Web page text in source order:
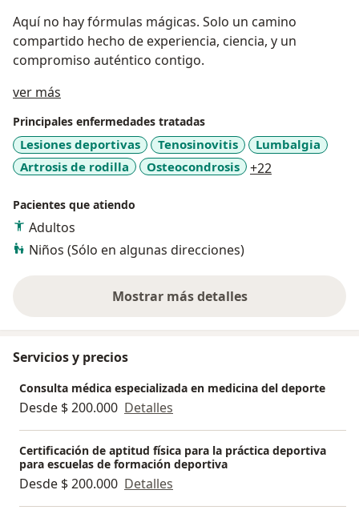
Aquí no hay fórmulas mágicas. Solo un camino
compartido hecho de experiencia, ciencia, y un
compromiso auténtico contigo.
ver más
Principales enfermedades tratadas
Lesiones deportivas Tenosinovitis
Lumbalgia
Artrosis de rodilla
Osteocondrosis +22
Pacientes que atiendo
Adultos
Niños (Sólo en algunas direcciones)
Mostrar más detalles
sobre la experiencia
Servicios y precios
Consulta médica especializada en medicina del deporte
Desde $ 200.000 Detalles
Certificación de aptitud física para la práctica deportiva
para escuelas de formación deportiva
Desde $ 200.000 Detalles